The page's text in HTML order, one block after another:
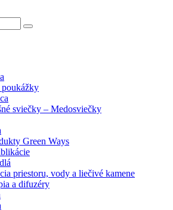
sviečky – Medosviečky
Green Ways
priestoru, vody a liečivé kamene
a difuzéry